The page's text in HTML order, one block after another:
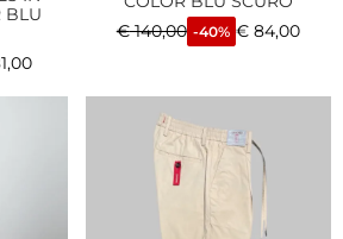
BLU
€140,00 -40% €84,00